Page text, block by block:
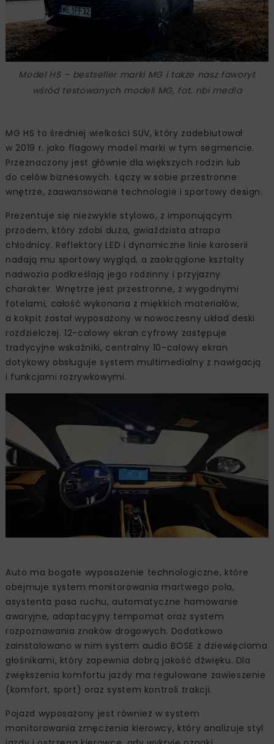
Model HS – bestseller marki MG i także nasz faworyt
wśród testowanych modeli MG, fot. nbi med!a
MG HS to średniej wielkości SUV, który zadebiutował
w 2019 r. jako flagowy model marki w tym segmencie.
Przeznaczony jest głównie dla większych rodzin lub
do celów biznesowych. Łączy w sobie przestronne
wnętrze, zaawansowane technologie i sportowy design.
Prezentuje się niezwykle stylowo, z imponującym
przodem, który zdobi duża, gwiaździsta atrapa
chłodnicy. Reflektory LED i dynamiczne linie karoserii
nadają mu sportowy wygląd, a zaokrąglone kształty
nadwozia podkreślają jego rodzinny i przyjazny
charakter. Wnętrze jest przestronne, z wygodnymi
fotelami, całość wykonana z miękkich materiałów,
a kokpit został wyposażony w nowoczesny układ deski
rozdzielczej. 12-calowy ekran cyfrowy zastępuje
tradycyjne wskaźniki, centralny 10-calowy ekran
dotykowy obsługuje system multimedialny z nawigacją
i funkcjami rozrywkowymi.
Auto ma bogate wyposażenie technologiczne, które
obejmuje system monitorowania martwego pola,
asystenta pasa ruchu, automatyczne hamowanie
awaryjne, adaptacyjny tempomat oraz system
rozpoznawania znaków drogowych. Dodatkowo
zainstalowano w nim system audio BOSE z dziewięcioma
głośnikami, który zapewnia dobrą jakość dźwięku. Dla
zwiększenia komfortu jazdy ma regulowane zawieszenie
(komfort, sport) oraz system kontroli trakcji.
Pojazd wyposażony jest również w system
monitorowania zmęczenia kierowcy, który analizuje styl